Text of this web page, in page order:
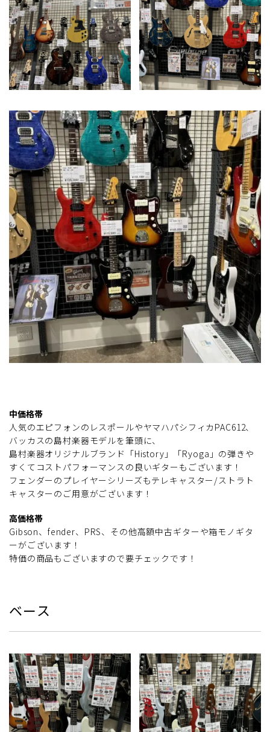
中価格帯
人気のエピフォンのレスポールやヤマハパシフィカPAC612、
バッカスの島村楽器モデルを筆頭に、
島村楽器オリジナルブランド「History」「Ryoga」の弾きや
すくてコストパフォーマンスの良いギターもございます！
フェンダーのプレイヤーシリーズもテレキャスター/ストラト
キャスターのご用意がございます！
高価格帯
Gibson、fender、PRS、その他高額中古ギターや箱モノギタ
ーがございます！
特価の商品もございますので要チェックです！
ベース